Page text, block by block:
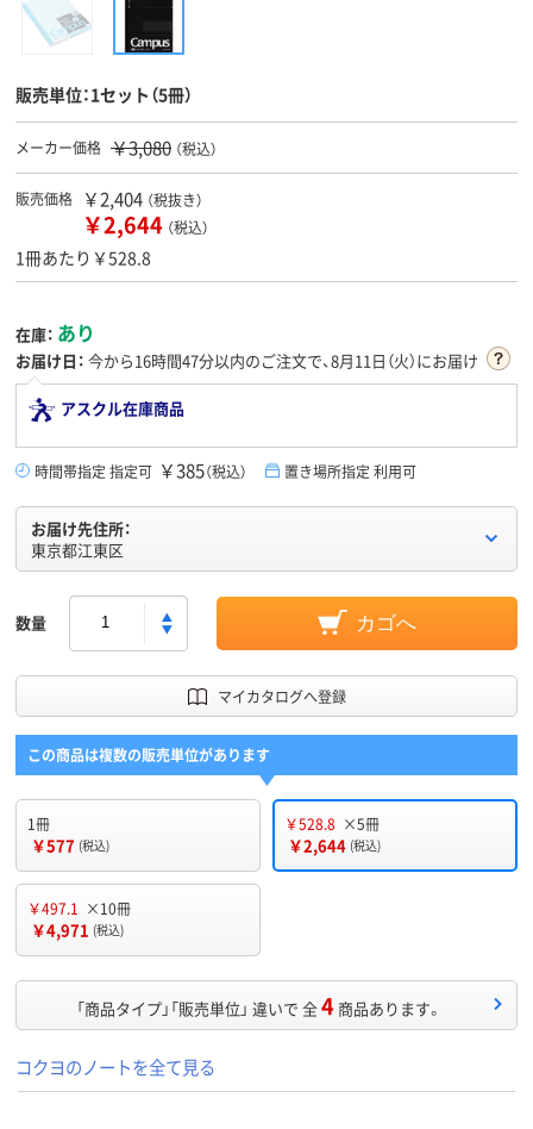
販売単位：1セット（5冊）
メーカー価格 ￥3,080 （税込）
販売価格 ￥2,404 （税抜き）
￥2,644 （税込）
1冊あたり￥528.8
在庫： あり
お届け日： 今から16時間47分以内のご注文で、8月11日（火）にお届け
アスクル在庫商品
時間帯指定 指定可 ￥385（税込） 置き場所指定 利用可
お届け先住所：
東京都江東区
数量 カゴへ
マイカタログへ登録
この商品は複数の販売単位があります
1冊
￥577 (税込)
￥528.8 ×5冊
￥2,644 (税込)
￥497.1 ×10冊
￥4,971 (税込)
「商品タイプ」「販売単位」 違いで 全4 商品あります。
コクヨのノートを全て見る